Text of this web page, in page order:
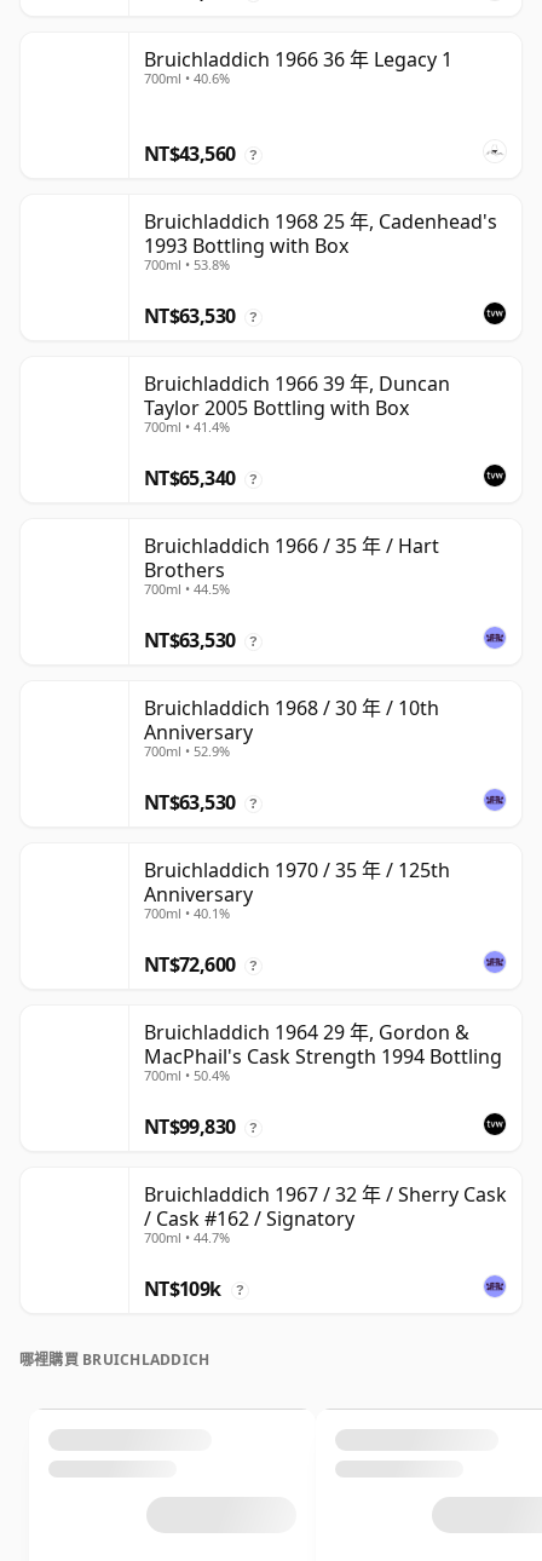
Bruichladdich 1966 36 年 Legacy 1
700ml • 40.6%
NT$43,560 ?
Bruichladdich 1968 25 年, Cadenhead's
1993 Bottling with Box
700ml • 53.8%
NT$63,530 ?
Bruichladdich 1966 39 年, Duncan
Taylor 2005 Bottling with Box
700ml • 41.4%
NT$65,340 ?
Bruichladdich 1966 / 35 年 / Hart
Brothers
700ml • 44.5%
NT$63,530 ?
Bruichladdich 1968 / 30 年 / 10th
Anniversary
700ml • 52.9%
NT$63,530 ?
Bruichladdich 1970 / 35 年 / 125th
Anniversary
700ml • 40.1%
NT$72,600 ?
Bruichladdich 1964 29 年, Gordon &
MacPhail's Cask Strength 1994 Bottling
700ml • 50.4%
NT$99,830 ?
Bruichladdich 1967 / 32 年 / Sherry Cask
/ Cask #162 / Signatory
700ml • 44.7%
NT$109k ?
哪裡購買 BRUICHLADDICH